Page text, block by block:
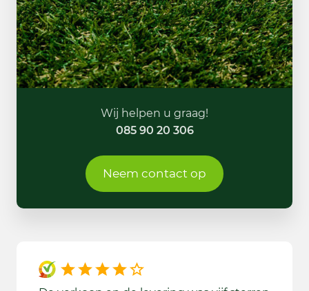
Wij helpen u graag!
085 90 20 306
Neem contact op